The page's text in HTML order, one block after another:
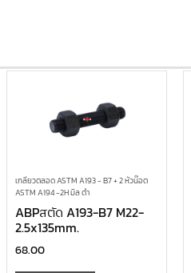
เกลียวตลอด ASTM A193 - B7 + 2 หัวน๊อต
ASTM A194 -2H มิล ดำ
ABPสตัด A193-B7 M22-
2.5x135mm.
68.00